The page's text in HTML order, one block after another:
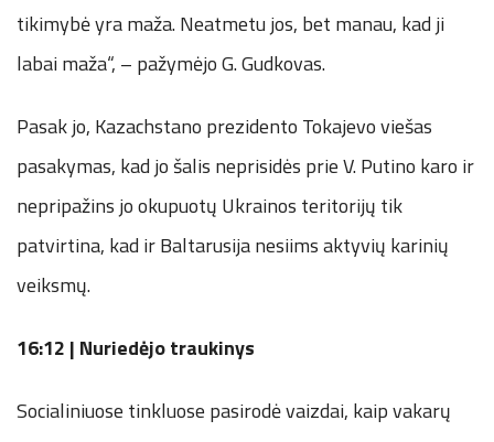
tikimybė yra maža. Neatmetu jos, bet manau, kad ji
labai maža“, – pažymėjo G. Gudkovas.
Pasak jo, Kazachstano prezidento Tokajevo viešas
pasakymas, kad jo šalis neprisidės prie V. Putino karo ir
nepripažins jo okupuotų Ukrainos teritorijų tik
patvirtina, kad ir Baltarusija nesiims aktyvių karinių
veiksmų.
16:12 | Nuriedėjo traukinys
Socialiniuose tinkluose pasirodė vaizdai, kaip vakarų